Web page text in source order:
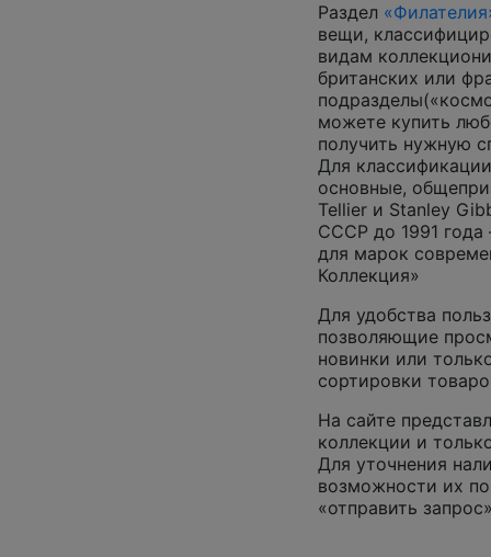
Раздел
вещи,
видам
британских или
можете купить
получить нужную
Для
основные,
Tellier и Stanley
СССР до 1991
для марок
Коллекция»
Для удобства
позволяющие
новинки или
сортировки
На сайте
коллекции и
Для уточнения
возможности их
«отправить